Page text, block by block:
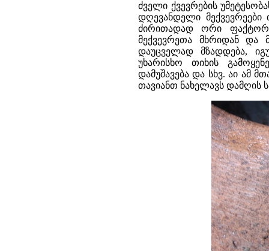
ძველი ქვევრების
დღევანდელი მექვევრეები
ძირითადად ორი
მექვევრეთა მხრიდან და
დაუცველად მზადდება,
უხარისხო თიხის
დამუშავება და სხვ. აი ამ
თავიანთ ნახელავს დამღის